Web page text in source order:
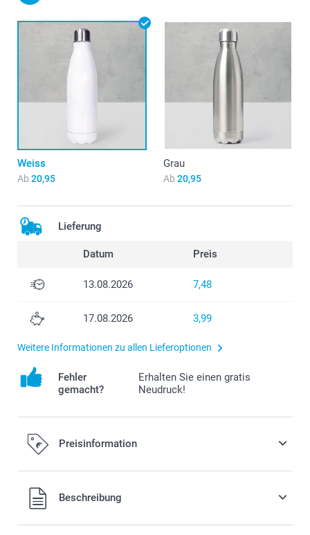
Weiss
Ab 20,95
Grau
Ab 20,95
Lieferung
Datum Preis
13.08.2026 7,48
17.08.2026 3,99
Weitere Informationen zu allen Lieferoptionen
Fehler
gemacht?
Erhalten Sie einen gratis
Neudruck!
Preisinformation
Alle Preise verstehen sich in EURO (€) inkl. MwSt. und zzgl.
Versandkosten.Beschreibung